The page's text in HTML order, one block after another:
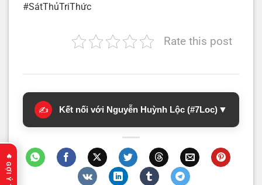
#SátThủTriThức
Rate this post
✍️ Kết nối với Nguyễn Huỳnh Lộc (#7Loc) ▼